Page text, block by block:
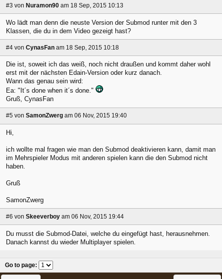
#3 von Nuramon90 am 18 Sep, 2015 10:13
Wo lädt man denn die neuste Version der Submod runter mit den 3
Klassen, die du in dem Video gezeigt hast?
#4 von CynasFan am 18 Sep, 2015 10:18
Die ist, soweit ich das weiß, noch nicht draußen und kommt daher wohl
erst mit der nächsten Edain-Version oder kurz danach.
Wann das genau sein wird:
Ea: "It´s done when it´s done."
Gruß, CynasFan
#5 von SamonZwerg am 06 Nov, 2015 19:40
Hi,
ich wollte mal fragen wie man den Submod deaktivieren kann, damit man
im Mehrspieler Modus mit anderen spielen kann die den Submod nicht
haben.
Gruß
SamonZwerg
#6 von Skeeverboy am 06 Nov, 2015 19:44
Du musst die Submod-Datei, welche du eingefügt hast, herausnehmen.
Danach kannst du wieder Multiplayer spielen.
Go to page: